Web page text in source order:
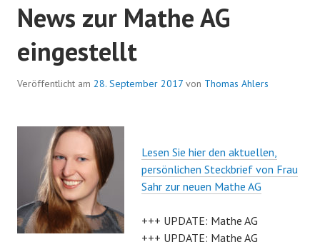
News zur Mathe AG
eingestellt
Veröffentlicht am 28. September 2017 von Thomas Ahlers
Lesen Sie hier den aktuellen,
persönlichen Steckbrief von Frau
Sahr zur neuen Mathe AG
+++ UPDATE: Mathe AG
+++ UPDATE: Mathe AG